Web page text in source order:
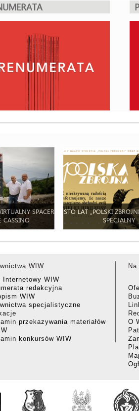
SPACER
CASSINO
STO LAT „POLSKI
SPECJALNY
WIW
Internetowy WIW
redakcyjna
WIW
specjalistyczne
przekazywania materiałów
konkursów WIW
O